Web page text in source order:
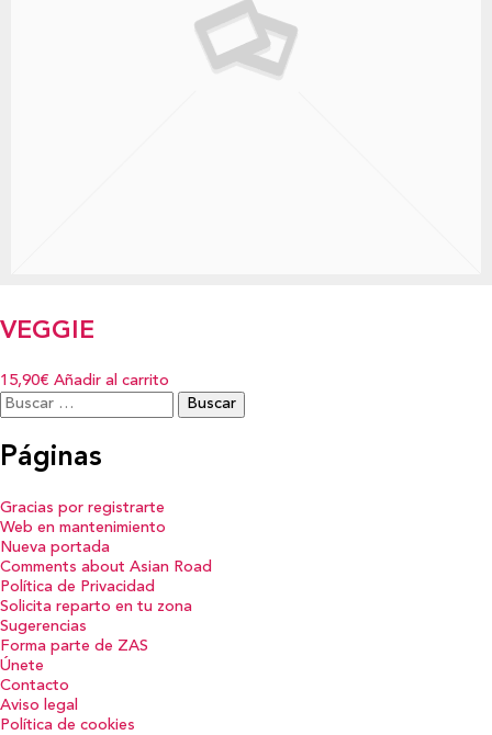
VEGGIE
15,90€ Añadir al carrito
Buscar:
Páginas
Gracias por registrarte
Web en mantenimiento
Nueva portada
Comments about Asian Road
Política de Privacidad
Solicita reparto en tu zona
Sugerencias
Forma parte de ZAS
Únete
Contacto
Aviso legal
Política de cookies